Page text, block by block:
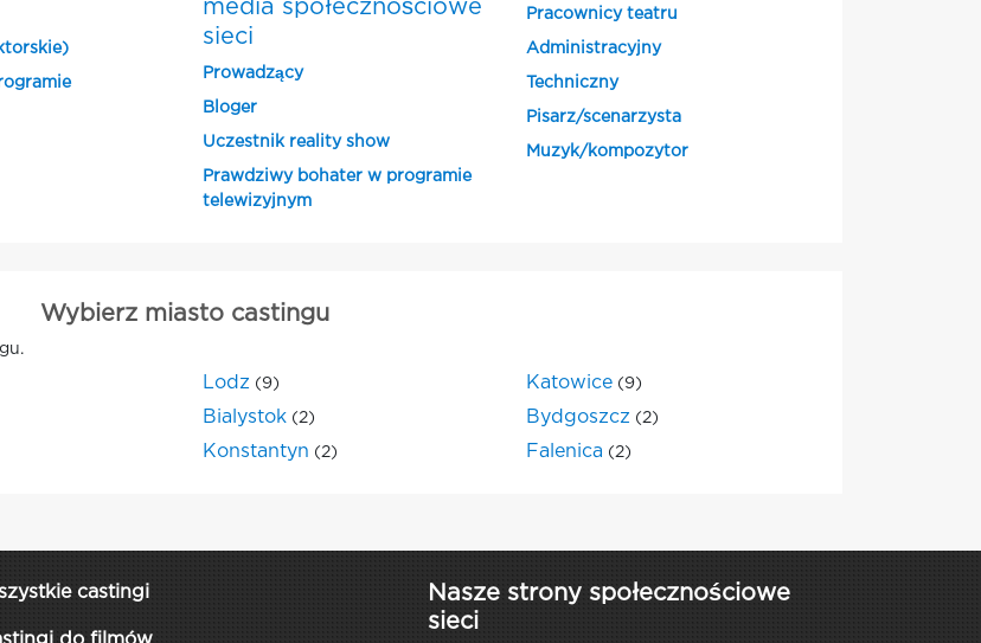
media społecznościowe
sieci
Prowadzący
Bloger
Uczestnik reality show
Prawdziwy bohater w programie
telewizyjnym
Pracownicy teatru
Administracyjny
Techniczny
Pisarz/scenarzysta
Muzyk/kompozytor
Wybierz miasto castingu
Lodz (9) Katowice (9)
Bialystok (2) Bydgoszcz (2)
Konstantyn (2) Falenica (2)
castingi
Nasze strony społecznościowe
sieci